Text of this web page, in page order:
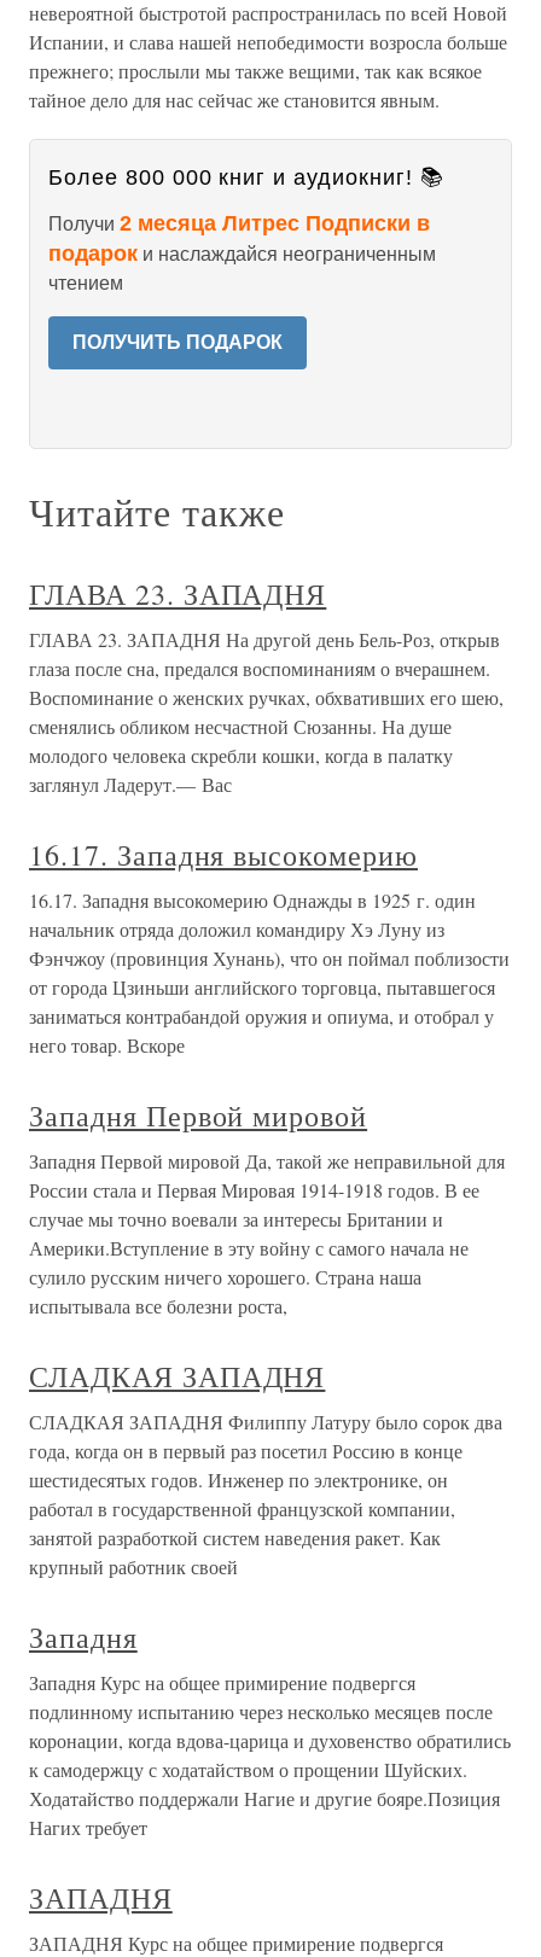
невероятной быстротой распространилась по всей Новой
Испании, и слава нашей непобедимости возросла больше
прежнего; прослыли мы также вещими, так как всякое
тайное дело для нас сейчас же становится явным.
Более 800 000 книг и аудиокниг! 📚
Получи 2 месяца Литрес Подписки в
подарок и наслаждайся неограниченным
чтением
ПОЛУЧИТЬ ПОДАРОК
Читайте также
ГЛАВА 23. ЗАПАДНЯ
ГЛАВА 23. ЗАПАДНЯ На другой день Бель-Роз, открыв
глаза после сна, предался воспоминаниям о вчерашнем.
Воспоминание о женских ручках, обхвативших его шею,
сменялись обликом несчастной Сюзанны. На душе
молодого человека скребли кошки, когда в палатку
заглянул Ладерут.— Вас
16.17. Западня высокомерию
16.17. Западня высокомерию Однажды в 1925 г. один
начальник отряда доложил командиру Хэ Луну из
Фэнчжоу (провинция Хунань), что он поймал поблизости
от города Цзиньши английского торговца, пытавшегося
заниматься контрабандой оружия и опиума, и отобрал у
него товар. Вскоре
Западня Первой мировой
Западня Первой мировой Да, такой же неправильной для
России стала и Первая Мировая 1914-1918 годов. В ее
случае мы точно воевали за интересы Британии и
Америки.Вступление в эту войну с самого начала не
сулило русским ничего хорошего. Страна наша
испытывала все болезни роста,
СЛАДКАЯ ЗАПАДНЯ
СЛАДКАЯ ЗАПАДНЯ Филиппу Латуру было сорок два
года, когда он в первый раз посетил Россию в конце
шестидесятых годов. Инженер по электронике, он
работал в государственной французской компании,
занятой разработкой систем наведения ракет. Как
крупный работник своей
Западня
Западня Курс на общее примирение подвергся
подлинному испытанию через несколько месяцев после
коронации, когда вдова-царица и духовенство обратились
к самодержцу с ходатайством о прощении Шуйских.
Ходатайство поддержали Нагие и другие бояре.Позиция
Нагих требует
ЗАПАДНЯ
ЗАПАДНЯ Курс на общее примирение подвергся